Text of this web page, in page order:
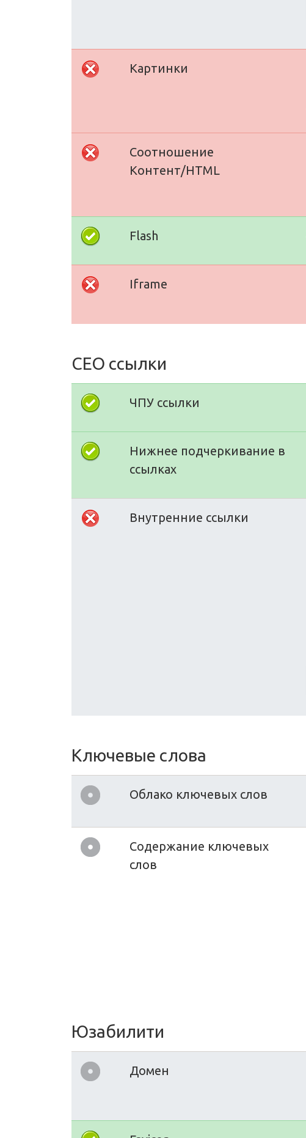
Картинки
Соотношение
Контент/HTML
Flash
Iframe
СЕО ссылки
ЧПУ ссылки
Нижнее подчеркивание в
ссылках
Внутренние ссылки
Ключевые слова
Облако ключевых слов
Содержание ключевых
слов
Юзабилити
Домен